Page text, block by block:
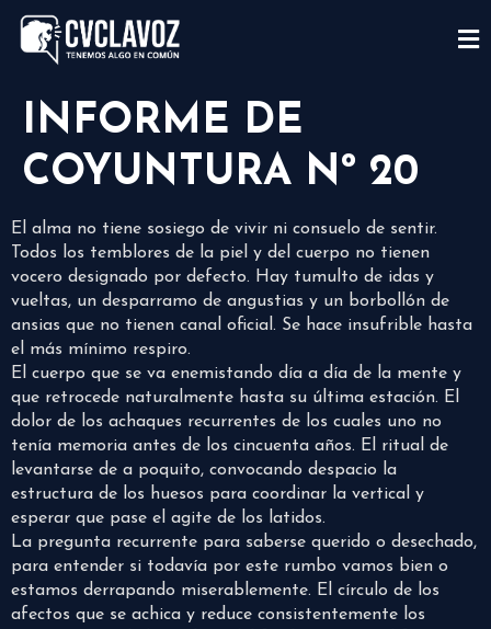
INFORME DE
COYUNTURA Nº 20
El alma no tiene sosiego de vivir ni consuelo de sentir.
Todos los temblores de la piel y del cuerpo no tienen
vocero designado por defecto. Hay tumulto de idas y
vueltas, un desparramo de angustias y un borbollón de
ansias que no tienen canal oficial. Se hace insufrible hasta
el más mínimo respiro.
El cuerpo que se va enemistando día a día de la mente y
que retrocede naturalmente hasta su última estación. El
dolor de los achaques recurrentes de los cuales uno no
tenía memoria antes de los cincuenta años. El ritual de
levantarse de a poquito, convocando despacio la
estructura de los huesos para coordinar la vertical y
esperar que pase el agite de los latidos.
La pregunta recurrente para saberse querido o desechado,
para entender si todavía por este rumbo vamos bien o
estamos derrapando miserablemente. El círculo de los
afectos que se achica y reduce consistentemente los